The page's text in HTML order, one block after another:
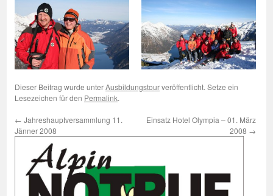
Dieser Beitrag wurde unterAusbildungstourveröffentlicht. Setze ein
Lesezeichen für den Permalink.
← Jahreshauptversammlung 11.
Jänner 2008
Einsatz Hotel Olympia – 01. März
2008 →